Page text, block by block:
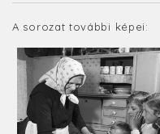
A sorozat további képei: